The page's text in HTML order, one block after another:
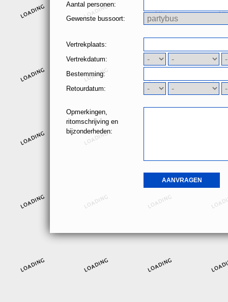
Aantal personen:
Gewenste bussoort:
Vertrekplaats:
Vertrekdatum:
Bestemming:
Retourdatum:
Opmerkingen,
ritomschrijving en
bijzonderheden: